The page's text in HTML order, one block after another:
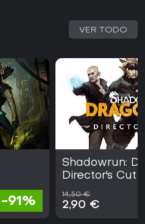
VER TODO
-91%
Shadowrun:
Director's Cut
14,50 €
2,90 €